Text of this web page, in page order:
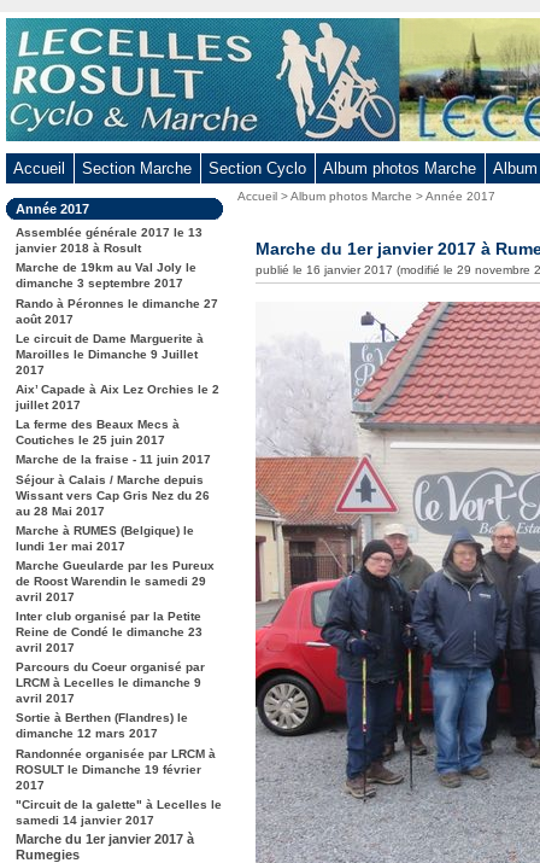
Aller
au
contenu
-
Aller
menu
principal
-
Aller
à
la
recherche
Accueil Section Marche Section Cyclo Album photos Marche
Dans
la
rubrique
:
Année 2017
Assemblée générale 2017 le 13
janvier 2018 à Rosult
Marche de 19km au Val Joly le
dimanche 3 septembre 2017
Rando à Péronnes le dimanche 27
août 2017
Le circuit de Dame Marguerite à
Maroilles le Dimanche 9 Juillet
2017
Aix’ Capade à Aix Lez Orchies le 2
juillet 2017
La ferme des Beaux Mecs à
Coutiches le 25 juin 2017
Marche de la fraise - 11 juin 2017
Séjour à Calais / Marche depuis
Wissant vers Cap Gris Nez du 26
au 28 Mai 2017
Marche à RUMES (Belgique) le
lundi 1er mai 2017
Marche Gueularde par les Pureux
de Roost Warendin le samedi 29
avril 2017
Inter club organisé par la Petite
Reine de Condé le dimanche 23
avril 2017
Parcours du Coeur organisé par
LRCM à Lecelles le dimanche 9
avril 2017
Sortie à Berthen (Flandres) le
dimanche 12 mars 2017
Randonnée organisée par LRCM à
ROSULT le Dimanche 19 février
2017
"Circuit de la galette" à Lecelles le
samedi 14 janvier 2017
Marche du 1er janvier 2017 à
Rumegies
Vous
Accueil >Album photos Marche >Année 2017
Marche du 1er janvier 2017 à
publié le 16 janvier 2017 (modifié le 29 novembre